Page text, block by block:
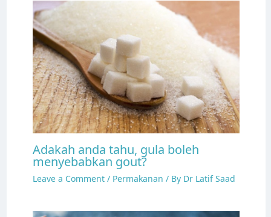
Adakah anda tahu, gula boleh
menyebabkan gout?
Leave a Comment / Permakanan / By Dr Latif Saad